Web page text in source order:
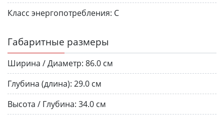
Класс энергопотребления: С
Габаритные размеры
Ширина / Диаметр: 86.0 см
Глубина (длина): 29.0 см
Высота / Глубина: 34.0 см